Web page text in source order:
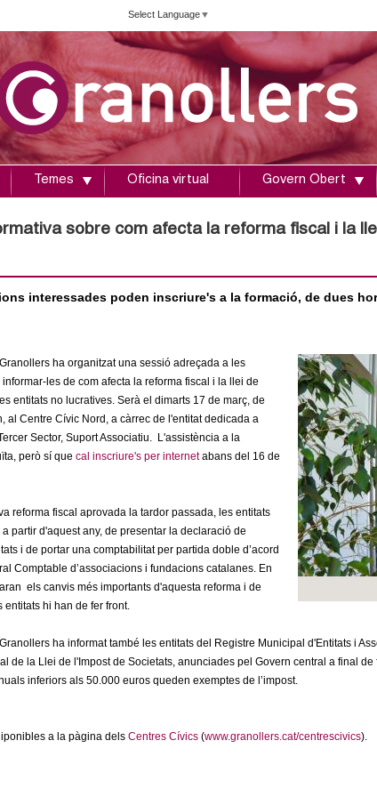
Vés
al
contingut
Select Language▼
Temes Oficina virtual Govern Obert
sobre com afecta la reforma fiscal i la
interessades poden inscriure's a la formació, de dues
ha organitzat una sessió adreçada a les
les de com afecta la reforma fiscal i la llei de
entitats no lucratives. Serà el dimarts 17 de març, de
al Centre Cívic Nord, a càrrec de l'entitat dedicada a
Sector, Suport Associatiu. L'assistència a la
però sí que cal inscriure's per internetabans del 16 de
reforma fiscal aprovada la tardor passada, les entitats
partir d'aquest any, de presentar la declaració de
i de portar una comptabilitat per partida doble d’acord
Comptable d’associacions i fundacions catalanes. En
els canvis més importants d'aquesta reforma i de
entitats hi han de fer front.
ha informat també les entitats del Registre Municipal d'Entitats i
de la Llei de l'Impost de Societats, anunciades pel Govern central a final
inferiors als 50.000 euros queden exemptes de l’impost.
a la pàgina dels Centres Cívics(www.granollers.cat/centrescivics).